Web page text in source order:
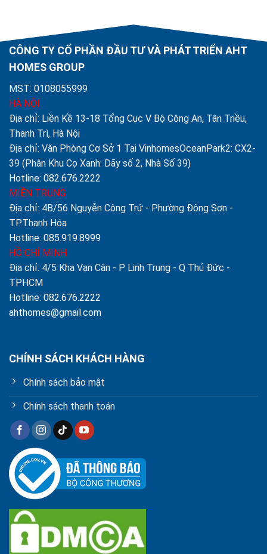
CÔNG TY CỔ PHẦN ĐẦU TƯ VÀ PHÁT TRIỂN AHT
HOMES GROUP
MST: 0108055999
HÀ NỘI
Địa chỉ: Liền Kề 13-18 Tổng Cục V Bộ Công An, Tân Triều,
Thanh Trì, Hà Nội
Địa chỉ: Văn Phòng Cơ Sở 1 Tại VinhomesOceanPark2: CX2-
39 (Phân Khu Cọ Xanh: Dãy số 2, Nhà Số 39)
Hotline: 082.676.2222
MIỀN TRUNG
Địa chỉ: 4B/56 Nguyễn Công Trứ - Phường Đông Sơn -
TP.Thanh Hóa
Hotline: 085.919.8999
HỒ CHÍ MINH
Địa chỉ: 4/5 Kha Vạn Cân - P Linh Trung - Q Thủ Đức -
TPHCM
Hotline: 082.676.2222
ahthomes@gmail.com
CHÍNH SÁCH KHÁCH HÀNG
Chính sách bảo mật
Chính sách thanh toán